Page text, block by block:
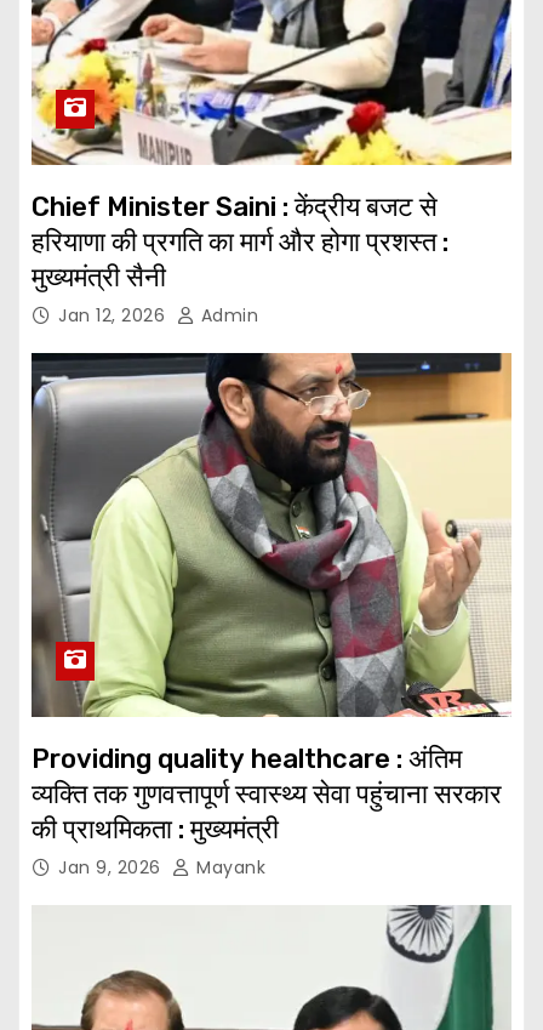
Chief Minister Saini : केंद्रीय बजट से
हरियाणा की प्रगति का मार्ग और होगा प्रशस्त :
मुख्यमंत्री सैनी
Jan 12, 2026 Admin
Providing quality healthcare : अंतिम
व्यक्ति तक गुणवत्तापूर्ण स्वास्थ्य सेवा पहुंचाना सरकार
की प्राथमिकता : मुख्यमंत्री
Jan 9, 2026 Mayank